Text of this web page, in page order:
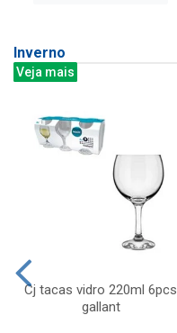
Inverno
Veja mais
Cj tacas vidro 220ml 6pcs
gallant